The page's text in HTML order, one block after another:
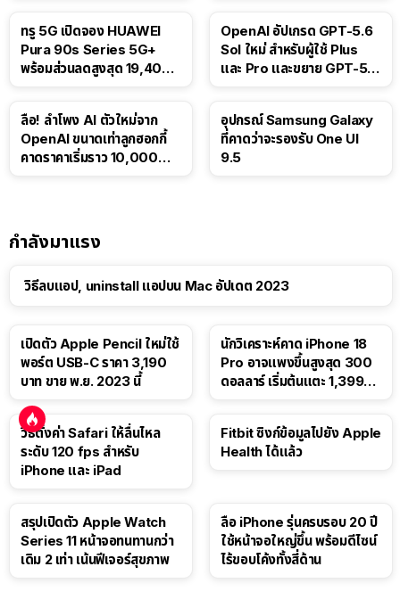
ทรู 5G เปิดจอง HUAWEI
Pura 90s Series 5G+
พร้อมส่วนลดสูงสุด 19,400
OpenAI อัปเกรด GPT-5.6
Sol ใหม่ สำหรับผู้ใช้ Plus
และ Pro และขยาย GPT-5.6
ลือ! ลำโพง AI ตัวใหม่จาก
OpenAI ขนาดเท่าลูกฮอกกี้
คาดราคาเริ่มราว 10,000
อุปกรณ์ Samsung Galaxy
ที่คาดว่าจะรองรับ One UI
9.5
กำลังมาแรง
วิธีลบแอป, uninstall แอปบน Mac อัปเดต 2023
เปิดตัว Apple Pencil ใหม่ใช้
พอร์ต USB-C ราคา 3,190
บาท ขาย พ.ย. 2023 นี้
นักวิเคราะห์คาด iPhone 18
Pro อาจแพงขึ้นสูงสุด 300
ดอลลาร์ เริ่มต้นแตะ 1,399
วิธีตั้งค่า Safari ให้ลื่นไหล
ระดับ 120 fps สำหรับ
iPhone และ iPad
Fitbit ซิงก์ข้อมูลไปยัง Apple
Health ได้แล้ว
สรุปเปิดตัว Apple Watch
Series 11 หน้าจอทนทานกว่า
เดิม 2 เท่า เน้นฟีเจอร์สุขภาพ
ลือ iPhone รุ่นครบรอบ 20 ปี
ใช้หน้าจอใหญ่ขึ้น พร้อมดีไซน์
ไร้ขอบโค้งทั้งสี่ด้าน